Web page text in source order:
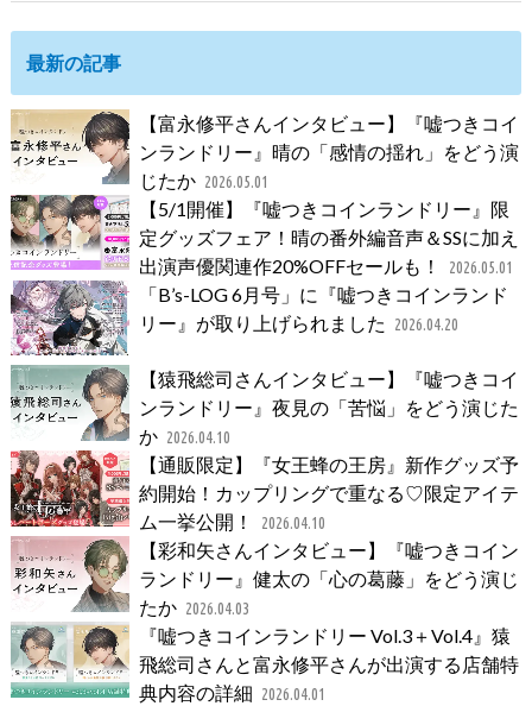
最新の記事
【富永修平さんインタビュー】『嘘つきコイ
ンランドリー』晴の「感情の揺れ」をどう演
じたか 2026.05.01
【5/1開催】『嘘つきコインランドリー』限
定グッズフェア！晴の番外編音声＆SSに加え
出演声優関連作20%OFFセールも！
2026.05.01
「B’s-LOG 6月号」に『嘘つきコインランド
リー』が取り上げられました
2026.04.20
【猿飛総司さんインタビュー】『嘘つきコイ
ンランドリー』夜見の「苦悩」をどう演じた
か 2026.04.10
【通販限定】『女王蜂の王房』新作グッズ予
約開始！カップリングで重なる♡限定アイテ
ム一挙公開！
2026.04.10
【彩和矢さんインタビュー】『嘘つきコイン
ランドリー』健太の「心の葛藤」をどう演じ
たか 2026.04.03
『嘘つきコインランドリー Vol.3＋Vol.4』猿
飛総司さんと富永修平さんが出演する店舗特
典内容の詳細 2026.04.01